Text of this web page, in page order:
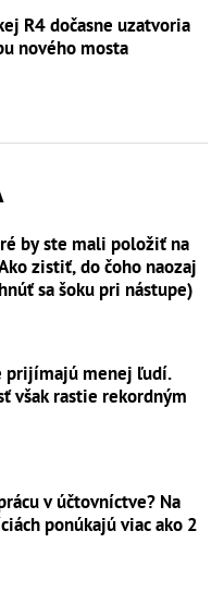
R4 dočasne uzatvoria
nového mosta
by ste mali položiť na
zistiť, do čoho naozaj
sa šoku pri nástupe)
prijímajú menej ľudí.
však rastie rekordným
v účtovníctve? Na
ponúkajú viac ako 2